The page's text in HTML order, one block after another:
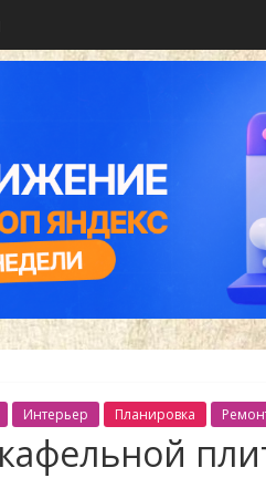
Интерьер Планировка